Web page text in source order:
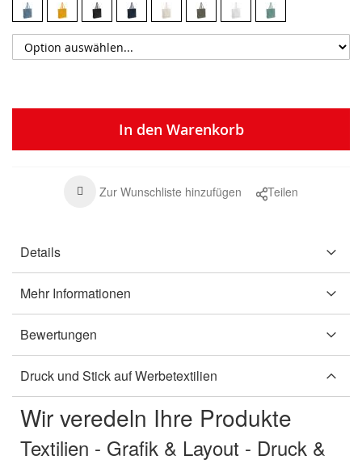
In den Warenkorb
Zur Wunschliste hinzufügen Teilen
Details
Mehr Informationen
Bewertungen
Druck und Stick auf Werbetextilien
Wir veredeln Ihre Produkte
Textilien - Grafik & Layout - Druck &